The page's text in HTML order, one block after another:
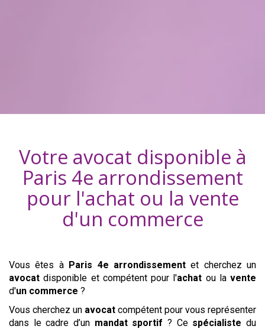
Votre avocat disponible à
Paris 4e arrondissement
pour l'achat ou la vente
d'un commerce
Vous êtes à Paris 4e arrondissement et cherchez un
avocat disponible et compétent pour l'achat ou lavente
d'un commerce ?
Vous cherchez un avocat compétent pour vous représenter
dans le cadre d’un mandat sportif ? Ce spécialiste du